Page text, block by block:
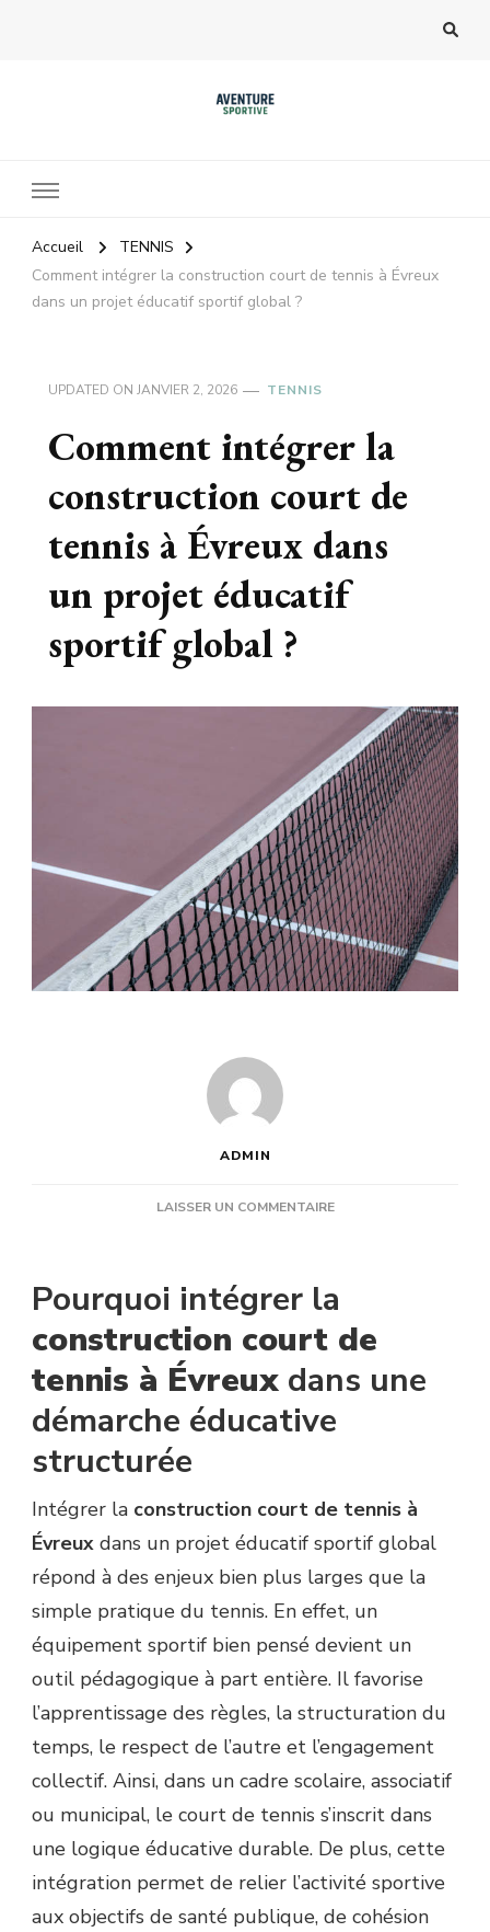
Accueil
TENNIS
Comment intégrer la construction court de tennis à Évreux
dans un projet éducatif sportif global ?
UPDATED ON JANVIER 2, 2026 TENNIS
Comment intégrer la
construction court de
tennis à Évreux dans
un projet éducatif
sportif global ?
ADMIN
LAISSER UN COMMENTAIRESUR
CONSTRUCTION
DE
À
ÉVREUX
DANS
ÉDUCATIF
GLOBAL
?
Pourquoi intégrer la
construction court de
tennis à Évreux dans une
démarche éducative
structurée
Intégrer la construction court de tennis à
Évreux dans un projet éducatif sportif global
répond à des enjeux bien plus larges que la
simple pratique du tennis. En effet, un
équipement sportif bien pensé devient un
outil pédagogique à part entière. Il favorise
l’apprentissage des règles, la structuration du
temps, le respect de l’autre et l’engagement
collectif. Ainsi, dans un cadre scolaire, associatif
ou municipal, le court de tennis s’inscrit dans
une logique éducative durable. De plus, cette
intégration permet de relier l’activité sportive
aux objectifs de santé publique, de cohésion